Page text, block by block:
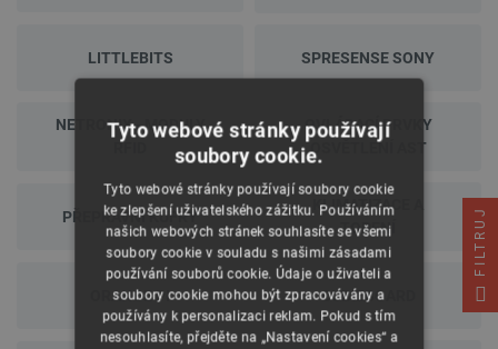
LITTLEBITS SPRESENSE SONY
NETRONIX - MODULY
RFID
OVLÁDACÍ PRVKY
OSVĚTLENÍ AST
PŘEPRAVNÍ KUFRY
KLIMATIZACE A
TOPENÍ
ORANGE PI CUBIEBOARD
FILTRUJ
Tyto webové stránky používají
soubory cookie.
Tyto webové stránky používají soubory cookie
ke zlepšení uživatelského zážitku. Používáním
našich webových stránek souhlasíte se všemi
soubory cookie v souladu s našimi zásadami
používání souborů cookie. Údaje o uživateli a
soubory cookie mohou být zpracovávány a
používány k personalizaci reklam. Pokud s tím
nesouhlasíte, přejděte na „Nastavení cookies“ a